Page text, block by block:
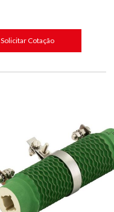
Solicitar Cotação